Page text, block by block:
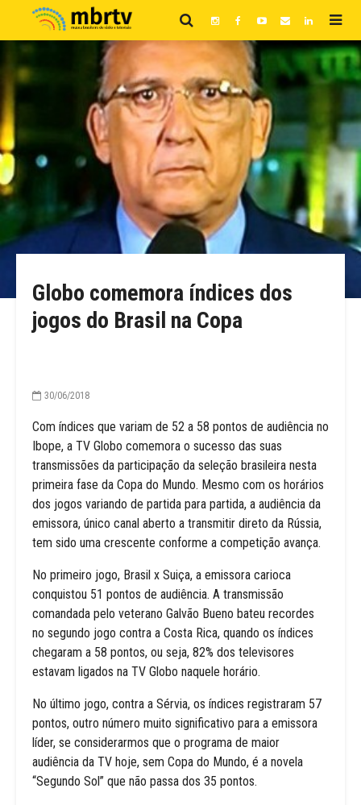
Globo comemora índices dos
jogos do Brasil na Copa
30/06/2018
Com índices que variam de 52 a 58 pontos de audiência no
Ibope, a TV Globo comemora o sucesso das suas
transmissões da participação da seleção brasileira nesta
primeira fase da Copa do Mundo. Mesmo com os horários
dos jogos variando de partida para partida, a audiência da
emissora, único canal aberto a transmitir direto da Rússia,
tem sido uma crescente conforme a competição avança.
No primeiro jogo, Brasil x Suiça, a emissora carioca
conquistou 51 pontos de audiência. A transmissão
comandada pelo veterano Galvão Bueno bateu recordes
no segundo jogo contra a Costa Rica, quando os índices
chegaram a 58 pontos, ou seja, 82% dos televisores
estavam ligados na TV Globo naquele horário.
No último jogo, contra a Sérvia, os índices registraram 57
pontos, outro número muito significativo para a emissora
líder, se considerarmos que o programa de maior
audiência da TV hoje, sem Copa do Mundo, é a novela
“Segundo Sol” que não passa dos 35 pontos.